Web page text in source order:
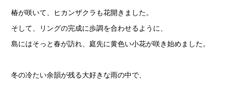
椿が咲いて、ヒカンザクラも花開きました。
そして、リングの完成に歩調を合わせるように、
島にはそっと春が訪れ、庭先に黄色い小花が咲き始めました。
冬の冷たい余韻が残る大好きな雨の中で、